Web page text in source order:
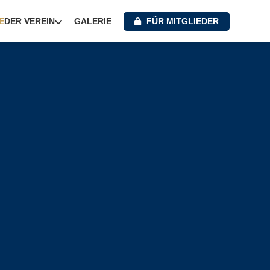
DER VEREIN GALERIE FÜR MITGLIEDER